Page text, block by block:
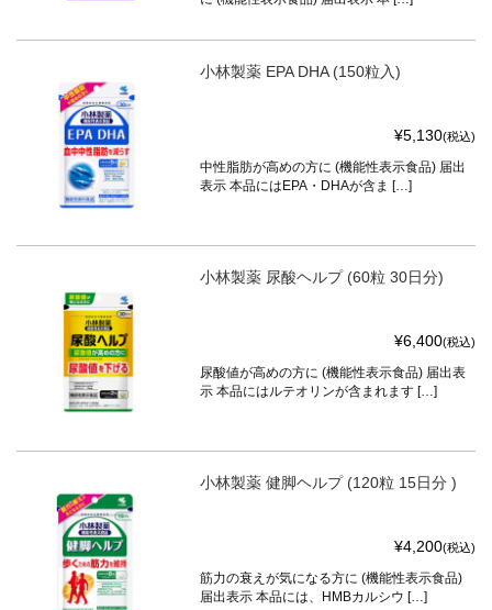
小林製薬 EPA DHA (150粒入)
¥5,130(税込)
中性脂肪が高めの方に (機能性表示食品) 届出
表示 本品にはEPA・DHAが含ま […]
小林製薬 尿酸ヘルプ (60粒 30日分)
¥6,400(税込)
尿酸値が高めの方に (機能性表示食品) 届出表
示 本品にはルテオリンが含まれます […]
小林製薬 健脚ヘルプ (120粒 15日分 )
¥4,200(税込)
筋力の衰えが気になる方に (機能性表示食品)
届出表示 本品には、HMBカルシウ […]